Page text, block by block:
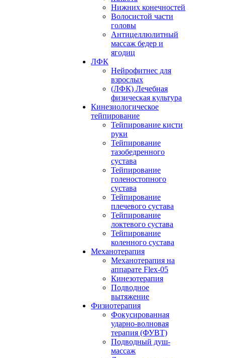
Нижних конечностей
Волосистой части
головы
Антицеллюлитный
массаж бедер и
ягодиц
ЛФК
Нейрофитнес для
взрослых
(ЛФК) Лечебная
физическая культура
Кинезиологическое
тейпирование
Тейпирование кисти
руки
Тейпирование
тазобедренного
сустава
Тейпирование
голеностопного
сустава
Тейпирование
плечевого сустава
Тейпирование
локтевого сустава
Тейпирование
коленного сустава
Механотерапия
Механотерапия на
аппарате Flex-05
Кинезотерапия
Подводное
вытяжение
Физиотерапия
Фокусированная
ударно-волновая
терапия (ФУВТ)
Подводный душ-
массаж